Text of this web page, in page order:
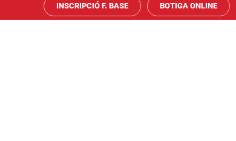
INSCRIPCIÓ F. BASE BOTIGA ONLINE